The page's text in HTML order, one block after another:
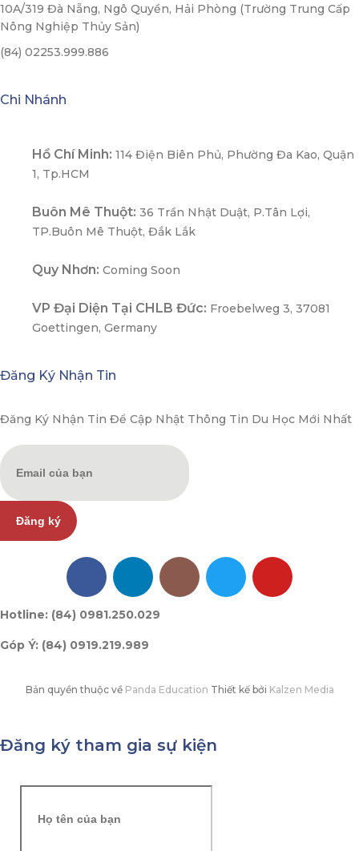
10A/319 Đà Nẵng, Ngô Quyền, Hải Phòng (Trường Trung Cấp
Nông Nghiệp Thủy Sản)
(84) 02253.999.886
Chi Nhánh
Hồ Chí Minh: 114 Điện Biên Phủ, Phường Đa Kao, Quận
1, Tp.HCM
Buôn Mê Thuột: 36 Trần Nhật Duật, P.Tân Lợi,
TP.Buôn Mê Thuột, Đắk Lắk
Quy Nhơn: Coming Soon
VP Đại Diện Tại CHLB Đức: Froebelweg 3, 37081
Goettingen, Germany
Đăng Ký Nhận Tin
Đăng Ký Nhận Tin Để Cập Nhật Thông Tin Du Học Mới Nhất
Đăng ký
Hotline: (84) 0981.250.029
Góp Ý: (84) 0919.219.989
Bản quyền thuộc về Panda Education Thiết kế bởi Kalzen Media
Đăng ký tham gia sự kiện